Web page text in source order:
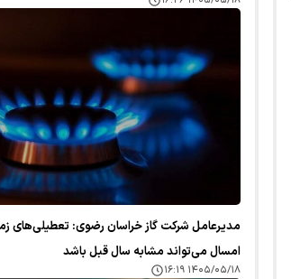
مدیرعامل شرکت گاز خراسان رضوی: تعطیلی‌های
امسال می‌تواند مشابه سال قبل باشد
۱۴۰۵/۰۵/۱۸ ۱۶:۱۹